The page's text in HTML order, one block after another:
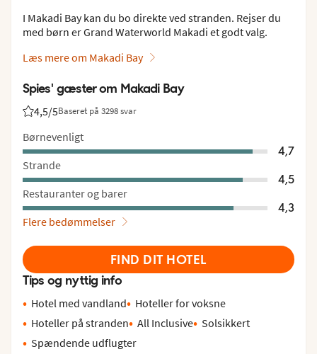
I Makadi Bay kan du bo direkte ved stranden. Rejser du
med børn er Grand Waterworld Makadi et godt valg.
Læs mere om Makadi Bay
Spies' gæster om Makadi Bay
4,5/5Baseret på 3298 svar
Bedømmelse fra Spies gæster: 4.5/5
Børnevenligt
4,7
Strande
4,5
Restauranter og barer
4,3
Flere bedømmelser
FIND DIT HOTEL
Tips og nyttig info
Hotel med vandland
Hoteller for voksne
Hoteller på stranden
All Inclusive
Solsikkert
Spændende udflugter